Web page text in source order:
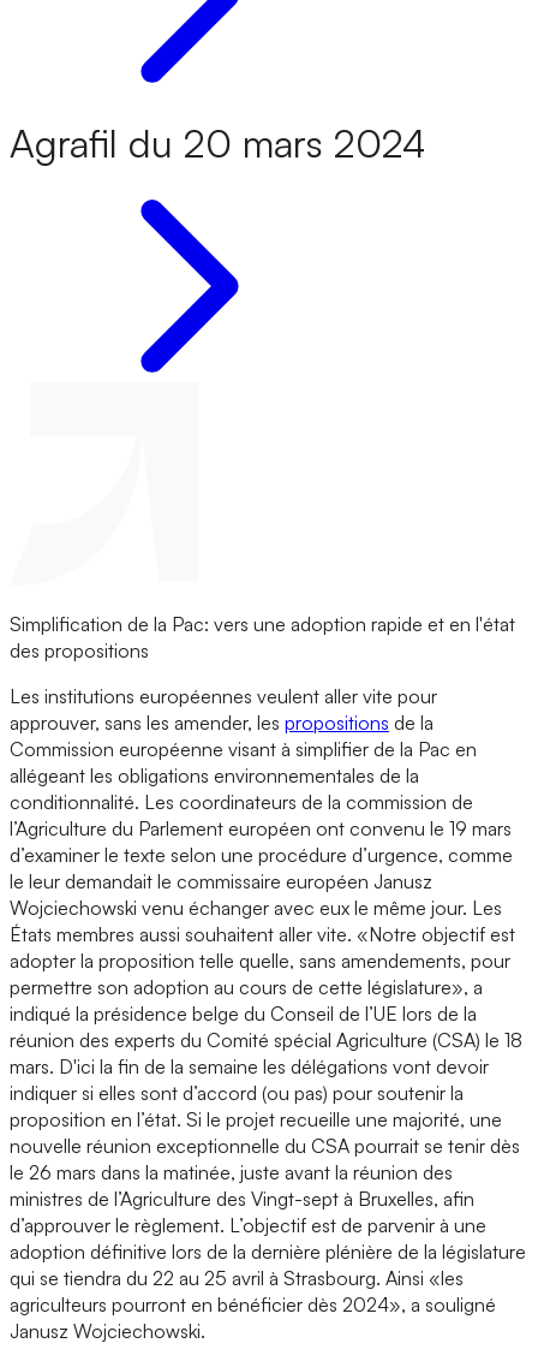
Agrafil du 20 mars 2024
Simplification de la Pac: vers une adoption rapide et en l'état
des propositions
Les institutions européennes veulent aller vite pour
approuver, sans les amender, les propositions de la
Commission européenne visant à simplifier de la Pac en
allégeant les obligations environnementales de la
conditionnalité. Les coordinateurs de la commission de
l’Agriculture du Parlement européen ont convenu le 19 mars
d’examiner le texte selon une procédure d’urgence, comme
le leur demandait le commissaire européen Janusz
Wojciechowski venu échanger avec eux le même jour. Les
États membres aussi souhaitent aller vite. «Notre objectif est
adopter la proposition telle quelle, sans amendements, pour
permettre son adoption au cours de cette législature», a
indiqué la présidence belge du Conseil de l’UE lors de la
réunion des experts du Comité spécial Agriculture (CSA) le 18
mars. D'ici la fin de la semaine les délégations vont devoir
indiquer si elles sont d’accord (ou pas) pour soutenir la
proposition en l’état. Si le projet recueille une majorité, une
nouvelle réunion exceptionnelle du CSA pourrait se tenir dès
le 26 mars dans la matinée, juste avant la réunion des
ministres de l’Agriculture des Vingt-sept à Bruxelles, afin
d’approuver le règlement. L’objectif est de parvenir à une
adoption définitive lors de la dernière plénière de la législature
qui se tiendra du 22 au 25 avril à Strasbourg. Ainsi «les
agriculteurs pourront en bénéficier dès 2024», a souligné
Janusz Wojciechowski.